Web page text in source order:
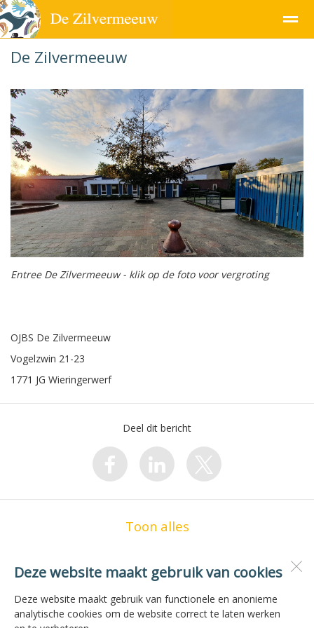
Pagina's
Deze website maakt gebruik van cookies
Deze website maakt gebruik van functionele en anonieme
analytische cookies om de website correct te laten werken
De Zilvermeeuw
Entree De Zilvermeeuw - klik op de foto voor vergroting
OJBS De Zilvermeeuw
Vogelzwin 21-23
1771 JG Wieringerwerf
Deel dit bericht
Toon alles
OBS de Zilvermeeuw
1771 JG Wieringerwerf